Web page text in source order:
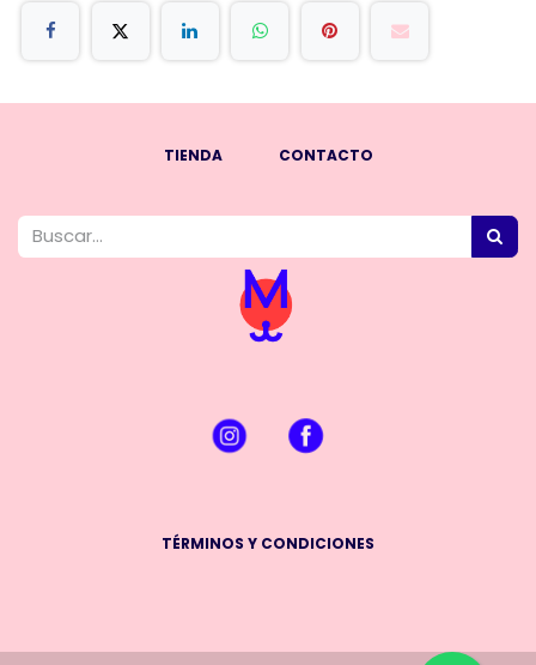
TIENDA CONTACTO
TÉRMINOS Y CONDICIONES